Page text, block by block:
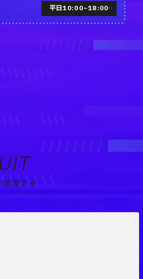
平日10:00~18:00
現する
ナル”として。